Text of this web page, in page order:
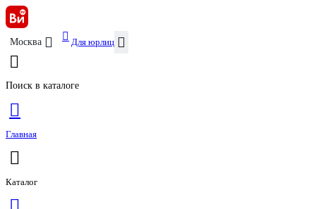
Москва Для юрлиц
Поиск в каталоге
Главная
Каталог